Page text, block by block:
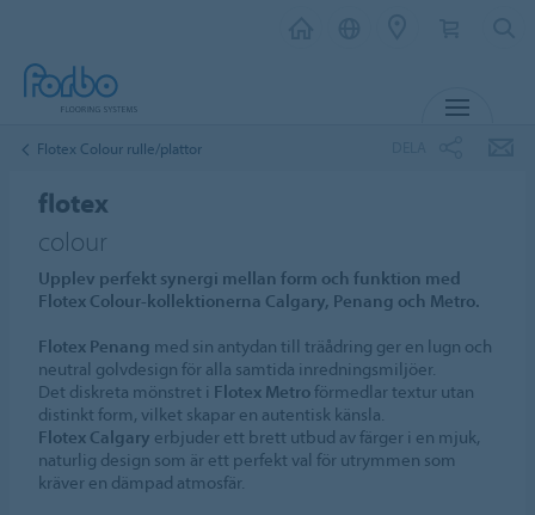
Flotex Colour rulle/plattor
flotex
colour
Upplev perfekt synergi mellan form och funktion med
Flotex Colour-kollektionerna Calgary, Penang och Metro.
Flotex Penang med sin antydan till träådring ger en lugn och
neutral golvdesign för alla samtida inredningsmiljöer.
Det diskreta mönstret i Flotex Metroförmedlar textur utan
distinkt form, vilket skapar en autentisk känsla.
Flotex Calgary erbjuder ett brett utbud av färger i en mjuk,
naturlig design som är ett perfekt val för utrymmen som
kräver en dämpad atmosfär.